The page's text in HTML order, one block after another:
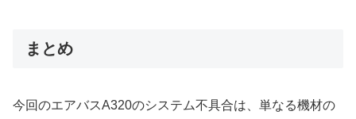
まとめ
今回のエアバスA320のシステム不具合は、単なる機材の